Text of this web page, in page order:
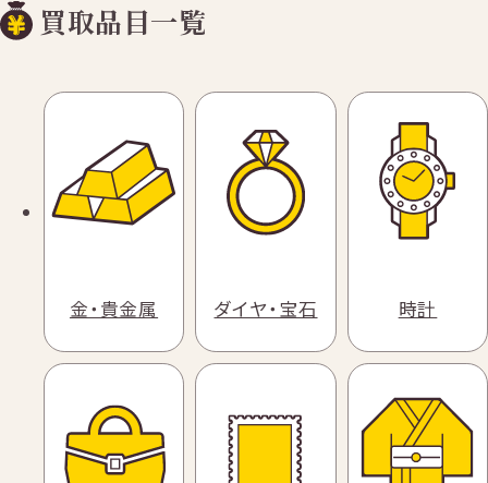
買取品目一覧
金・貴金属 ダイヤ・宝石 時計